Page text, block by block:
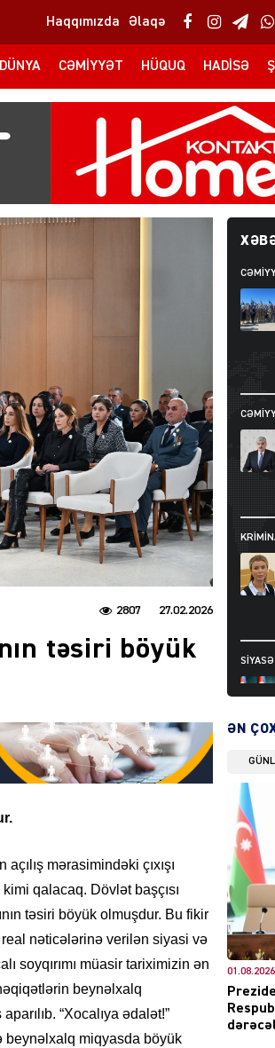
Haqqımızda Əlaqə
DÜNYA CƏMIYYƏT HÜQUQ HADISƏ
27.02.2026
2807
təsiri böyük
mərasimindəki çıxışı
qalacaq. Dövlət başçısı
təsiri böyük olmuşdur. Bu fikir
nəticələrinə verilən siyasi və
soyqırımı müasir tariximizin ən
beynəlxalq
“Xocalıya ədalət!”
beynəlxalq miqyasda böyük
DÜNYA
DÜNYA
ƏN
01.08.2026